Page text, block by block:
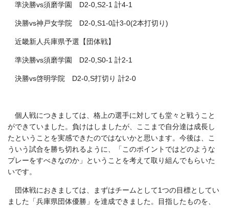
準決勝vs須磨学園 D2-0,S2-1 計4-1
決勝vs神戸女学院 D2-0,S1-0計3-0(2本打切り)
近畿新人兵庫県予選【団体戦】
準決勝vs須磨学園 D2-0,S0-1 計2-1
決勝vs啓明学院 D2-0,S打切り 計2-0
個人戦につきましては、格上の選手に対しても堂々と戦うこと
ができていました。負けはしましたが、ここまで自分達は成長し
たということを実感できたのではないかと思います。今後は、こ
ういう試合を勝ち切れるように、「このポイントではどのような
プレーをすべきなのか」ということを考えて取り組んでもらいた
いです。
団体戦におきましては、まずはチームとして1つの目標としてい
ました「兵庫県団体優勝」を達成できました。目指したものを、